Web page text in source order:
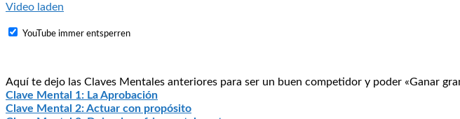
Video laden
YouTube immer entsperren
Aquí te dejo las Claves Mentales anteriores para ser un buen competidor y poder «Ganar
Clave Mental 1: La Aprobación
Clave Mental 2: Actuar con propósito